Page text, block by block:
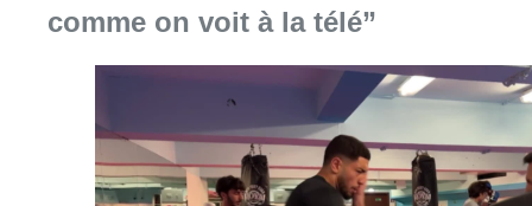
comme on voit à la télé”